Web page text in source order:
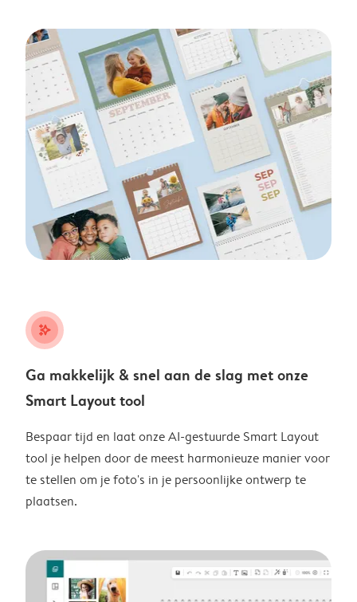
stars_plus
Ga makkelijk & snel aan de slag met onze
Smart Layout tool
Bespaar tijd en laat onze AI-gestuurde Smart Layout
tool je helpen door de meest harmonieuze manier voor
te stellen om je foto's in je persoonlijke ontwerp te
plaatsen.